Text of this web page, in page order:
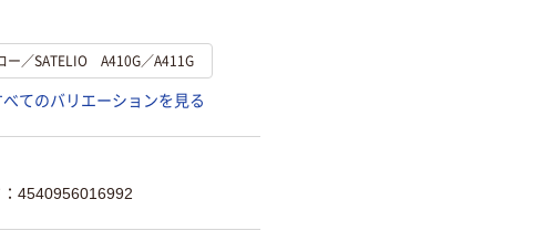
ー／SATELIO A410G／A411G
べてのバリエーションを見る
4540956016992